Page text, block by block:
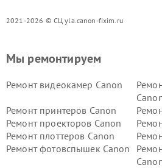
2021-2026 © СЦ yla.canon-fixim.ru
Мы ремонтируем
Ремонт видеокамер Canon
Ремонт принтеров Canon
Ремонт проекторов Canon
Ремонт плоттеров Canon
Ремонт фотовспышек Canon